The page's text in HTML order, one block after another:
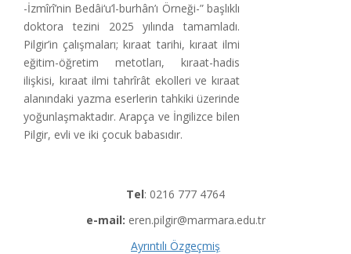
-İzmîrî’nin Bedâi‘u’l-burhân’ı Örneği-” başlıklı
doktora tezini 2025 yılında tamamladı.
Pilgir’in çalışmaları; kıraat tarihi, kıraat ilmi
eğitim-öğretim metotları, kıraat-hadis
ilişkisi, kıraat ilmi tahrîrât ekolleri ve kıraat
alanındaki yazma eserlerin tahkiki üzerinde
yoğunlaşmaktadır. Arapça ve İngilizce bilen
Pilgir, evli ve iki çocuk babasıdır.
Tel: 0216 777 4764
e-mail: eren.pilgir@marmara.edu.tr
Ayrıntılı Özgeçmiş